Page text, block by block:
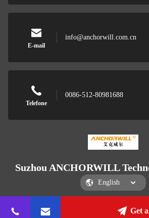
E-mail
info@anchorwill.com.cn
Telefone
0086-512-80981688
Suzhou ANCHORWILL
Suzhou ANCHORWILL Technology
Get